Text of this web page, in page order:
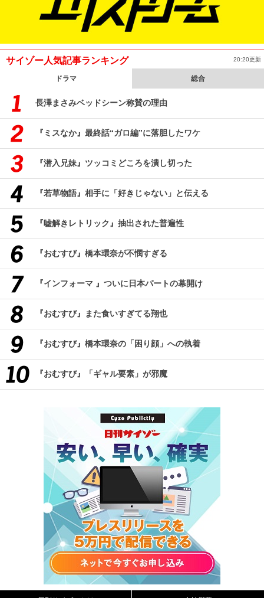
サイゾー人気記事ランキング 20:20更新
ドラマ 総合
長澤まさみベッドシーン称賛の理由
『ミスなか』最終話“ガロ編”に落胆したワケ
『潜入兄妹』ツッコミどころを潰し切った
『若草物語』相手に「好きじゃない」と伝える
『嘘解きレトリック』抽出された普遍性
『おむすび』橋本環奈が不憫すぎる
『インフォーマ 』ついに日本パートの幕開け
『おむすび』また食いすぎてる翔也
『おむすび』橋本環奈の「困り顔」への執着
『おむすび』「ギャル要素」が邪魔